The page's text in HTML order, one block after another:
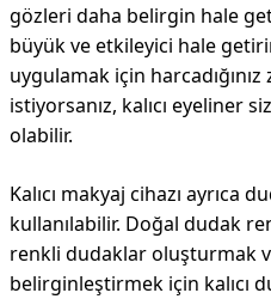
gözleri daha belirgin hale
büyük ve etkileyici hale
uygulamak için
istiyorsanız, kalıcı eyeliner
olabilir.
Kalıcı makyaj cihazı ayrıca
kullanılabilir. Doğal dudak
renkli dudaklar oluşturmak
belirginleştirmek için kalıcı